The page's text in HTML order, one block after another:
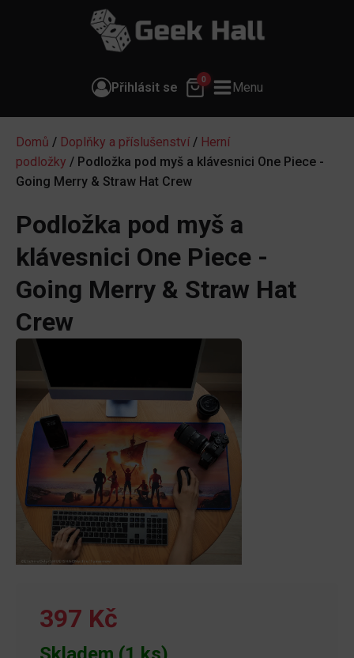
Přihlásit se
0
Menu
Domů / Doplňky a příslušenství / Herní
podložky / Podložka pod myš a klávesnici One Piece -
Going Merry & Straw Hat Crew
Podložka pod myš a
klávesnici One Piece -
Going Merry & Straw Hat
Crew
397 Kč